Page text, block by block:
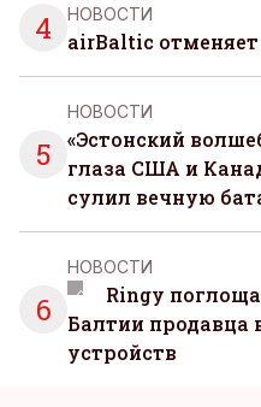
4 НОВОСТИ
airBaltic
5
НОВОСТИ
«Эстонский
глаза США и
сулил вечную
6
НОВОСТИ
Ringy
Балтии продавца
устройств